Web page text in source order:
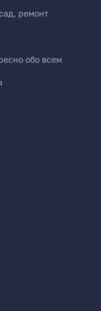
ремонт
обо всем